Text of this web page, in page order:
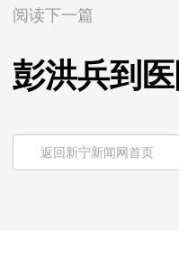
阅读下一篇
彭洪兵到
返回新宁新闻网首页